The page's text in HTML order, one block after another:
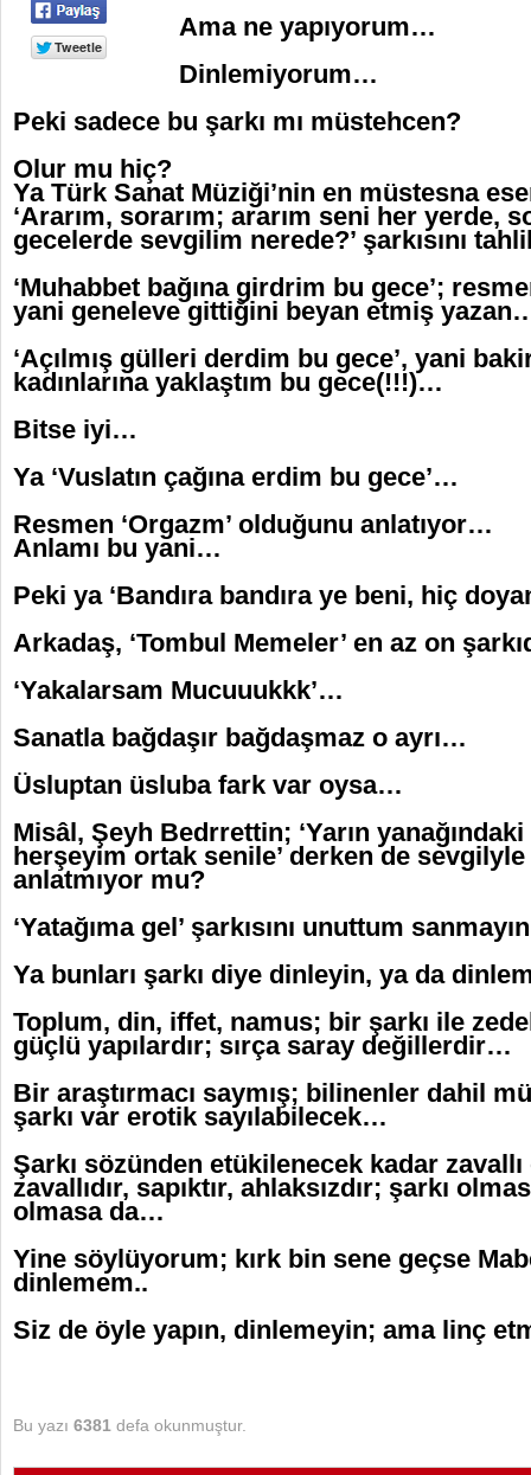
Ama ne yapıyorum…
Dinlemiyorum…
Peki sadece bu şarkı mı müstehcen?
Olur mu hiç?
Ya Türk Sanat Müziği’nin en müstesna
‘Ararım, sorarım; ararım seni her yerde,
gecelerde sevgilim nerede?’ şarkısını
‘Muhabbet bağına girdrim bu gece’;
yani geneleve gittiğini beyan etmiş
‘Açılmış gülleri derdim bu gece’, yani
kadınlarına yaklaştım bu gece(!!!)…
Bitse iyi…
Ya ‘Vuslatın çağına erdim bu gece’…
Resmen ‘Orgazm’ olduğunu anlatıyor…
Anlamı bu yani…
Peki ya ‘Bandıra bandıra ye beni, hiç
Arkadaş, ‘Tombul Memeler’ en az on
‘Yakalarsam Mucuuukkk’…
Sanatla bağdaşır bağdaşmaz o ayrı…
Üsluptan üsluba fark var oysa…
Misâl, Şeyh Bedrrettin; ‘Yarın
herşeyim ortak senile’ derken de
anlatmıyor mu?
‘Yatağıma gel’ şarkısını unuttum
Ya bunları şarkı diye dinleyin, ya da
Toplum, din, iffet, namus; bir şarkı ile
güçlü yapılardır; sırça saray değillerdir…
Bir araştırmacı saymış; bilinenler dahil
şarkı var erotik sayılabilecek…
Şarkı sözünden etükilenecek kadar
zavallıdır, sapıktır, ahlaksızdır; şarkı
olmasa da…
Yine söylüyorum; kırk bin sene geçse
dinlemem..
Siz de öyle yapın, dinlemeyin; ama linç
Bu yazı 6381 defa okunmuştur.